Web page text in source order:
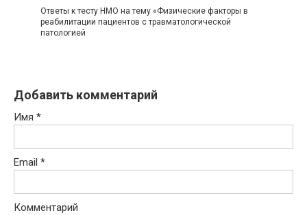
Ответы к тесту НМО на тему «Физические факторы в
реабилитации пациентов с травматологической
патологией
Добавить комментарий
Имя *
Email *
Комментарий